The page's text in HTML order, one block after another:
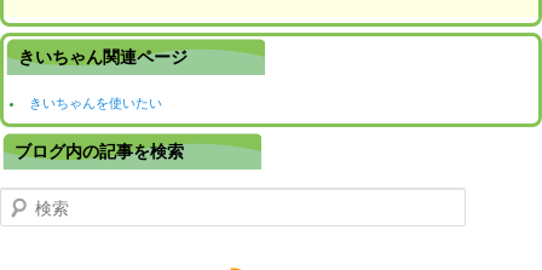
きいちゃん関連ページ
きいちゃんを使いたい
ブログ内の記事を検索
検索